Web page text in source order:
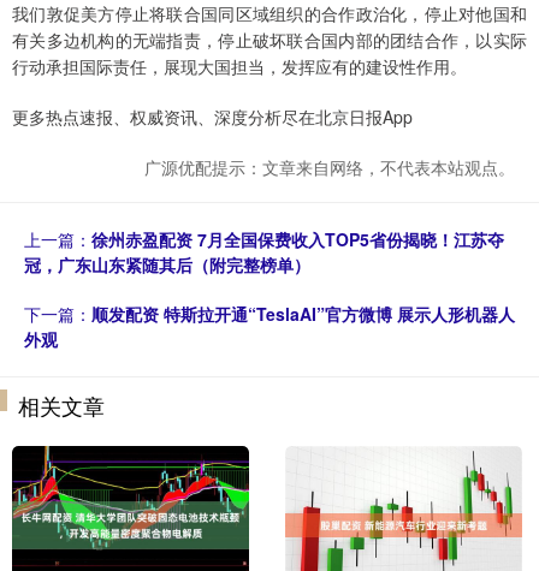
我们敦促美方停止将联合国同区域组织的合作政治化，停止对他国和
有关多边机构的无端指责，停止破坏联合国内部的团结合作，以实际
行动承担国际责任，展现大国担当，发挥应有的建设性作用。
更多热点速报、权威资讯、深度分析尽在北京日报App
广源优配提示：文章来自网络，不代表本站观点。
上一篇： 徐州赤盈配资 7月全国保费收入TOP5省份揭晓！江苏夺
冠，广东山东紧随其后（附完整榜单）
下一篇： 顺发配资 特斯拉开通“TeslaAI”官方微博 展示人形机器人
外观
相关文章